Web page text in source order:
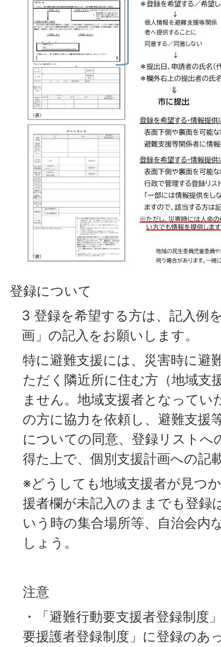
登録について
3 登録を希望する方は、記入例
画」の記入をお願いします。
特に避難支援には、災害時に避
ただく隣近所に住む方（地域支
ません。地域支援者となってい
の方に協力を依頼し、避難支援
についての同意、登録リストへ
得た上で、個別支援計画への記
※どうしても地域支援者が見つ
援者欄が未記入のままでも登録
いう時の集合場所等、自治会内
しょう。
注意
・「避難行動要支援者登録制度
要援護者登録制度」に登録のあ